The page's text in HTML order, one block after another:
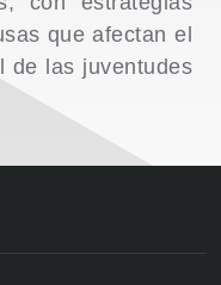
que afectan el
de las juventudes